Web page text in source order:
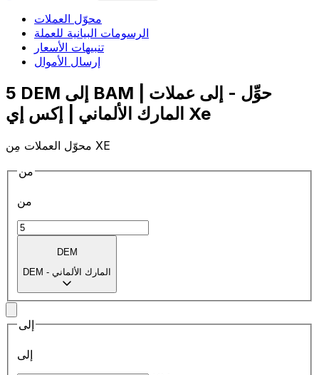
محوّل العملات
الرسومات البيانية للعملة
تنبيهات الأسعار
إرسال الأموال
5 DEM إلى BAM | حوِّل - إلى عملات
المارك الألماني | إكس إي Xe
محوّل العملات مِن XE
من
من
DEM
DEM - المارك الألماني
إلى
إلى